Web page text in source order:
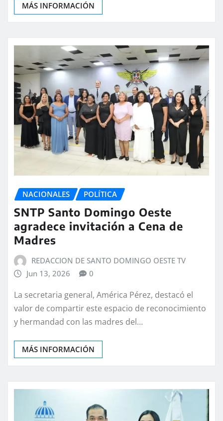
MÁS INFORMACIÓN
NACIONALES POLÍTICA
SNTP Santo Domingo Oeste
agradece invitación a Cena de
Madres
REDACCION DE SANTO DOMINGO OESTE TV
Jun 13, 2026
0
La secretaria general, América Pérez, destacó el
valor de compartir este espacio de reconocimiento
y hermandad con las madres del…
MÁS INFORMACIÓN